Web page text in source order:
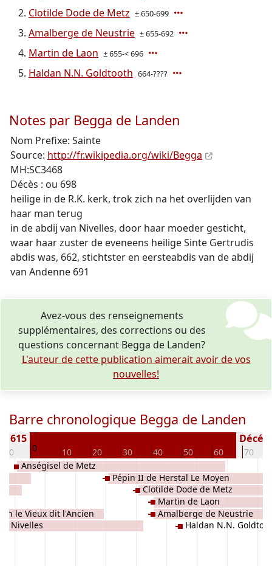
Clotilde Dode de Metz ± 650-699
Amalberge de Neustrie ± 655-692
Martin de Laon ± 655-< 696
Haldan N.N. Goldtooth 664-????
Notes par Begga de Landen
Nom Prefixe: Sainte
Source: http://fr.wikipedia.org/wiki/Begga
MH:SC3468
Décès : ou 698
heilige in de R.K. kerk, trok zich na het overlijden van
haar man terug
in de abdij van Nivelles, door haar moeder gesticht,
waar haar zuster de eveneens heilige Sinte Gertrudis
abdis was, 662, stichtster en eersteabdis van de abdij
van Andenne 691
Avez-vous des renseignements
supplémentaires, des corrections ou des
questions concernant Begga de Landen?
L'auteur de cette publication aimerait avoir de vos
nouvelles!
Barre chronologique Begga de Landen
-10 0 10 20 30 40 50 60 70
615
le Vieux dit l'Ancien
Nivelles
Anségisel de Metz
Pépin II de Herstal Le Moyen
Clotilde Dode de Metz
Martin de Laon
Amalberge de Neustrie
Haldan N.N.